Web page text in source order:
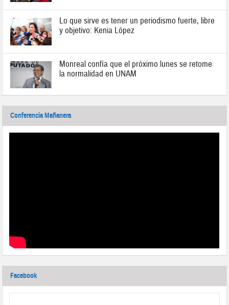
Lo que sirve es tener un periodismo fuerte, libre
y objetivo: Kenia López
Monreal confía que el próximo lunes se retome
la normalidad en UNAM
Conferencia Mañanera
Facebook